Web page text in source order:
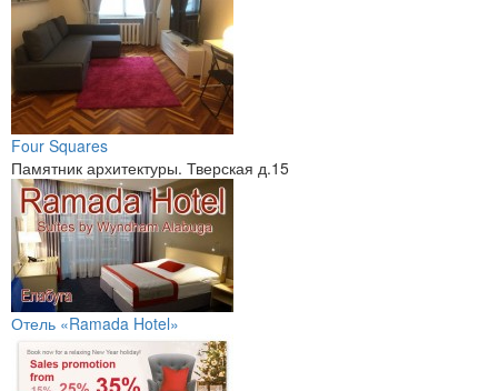
Four Squares
Памятник архитектуры. Тверская д.15
Отель «Ramada Hotel»